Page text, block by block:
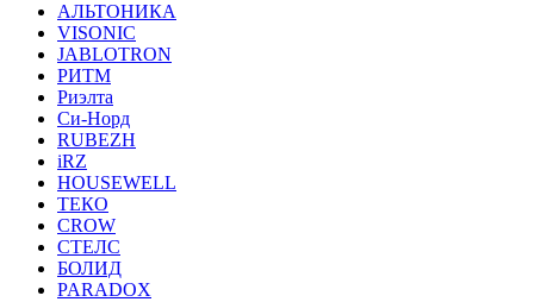
АЛЬТОНИКА
VISONIC
JABLOTRON
РИТМ
Риэлта
Си-Норд
RUBEZH
iRZ
HOUSEWELL
ТЕКО
CROW
СТЕЛС
БОЛИД
PARADOX